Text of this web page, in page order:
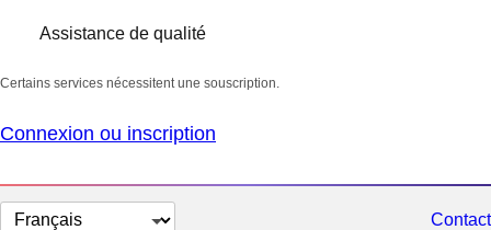
Assistance de qualité
Certains services nécessitent une souscription.
Connexion ou inscription
Changer
Contact